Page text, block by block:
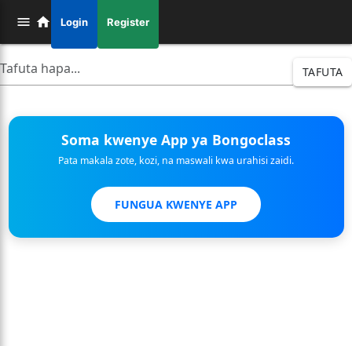
Login Register
TAFUTA
Soma kwenye App ya Bongoclass
Pata makala zote, kozi, na maswali kwa urahisi zaidi.
FUNGUA KWENYE APP